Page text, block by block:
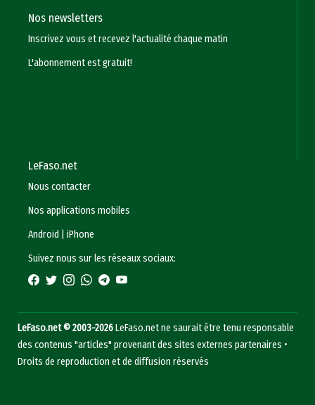
Nos newsletters
Inscrivez vous et recevez l'actualité chaque matin
L'abonnement est gratuit!
LeFaso.net
Nous contacter
Nos applications mobiles
Android
|iPhone
Suivez nous sur les réseaux sociaux:
LeFaso.net © 2003-2026LeFaso.net ne saurait être tenu responsable
des contenus "articles" provenant des sites externes partenaires •
Droits de reproduction et de diffusion réservés